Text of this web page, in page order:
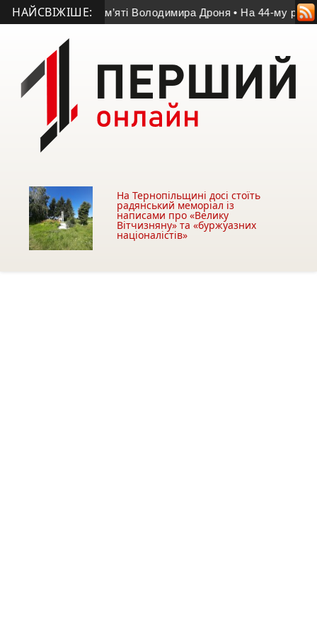
НАЙСВІЖІШЕ:
у матчі пам’яті Володимира Дроня • На 44-му році
На Тернопільщині досі стоїть
радянський меморіал із
написами про «Велику
Вітчизняну» та «буржуазних
націоналістів»